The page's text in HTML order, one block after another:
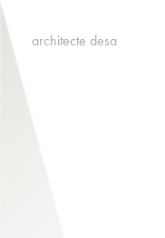
architecte desa